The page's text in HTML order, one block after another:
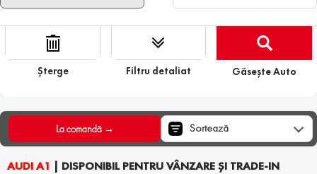
Șterge Filtru detaliat Găsește Auto
AUDI A1 | DISPONIBIL PENTRU VÂNZARE ȘI TRADE-IN
La comandă → Sortează